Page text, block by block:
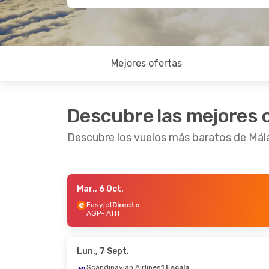
Mejores ofertas
Descubre las mejores
Descubre los vuelos más baratos de
- Lun., 19 Oct.
Mar., 6 Oct.
EasyjetDirecto
AGP- ATH
Lun., 7 Sept.
Scandinavian Airlines1 Escala